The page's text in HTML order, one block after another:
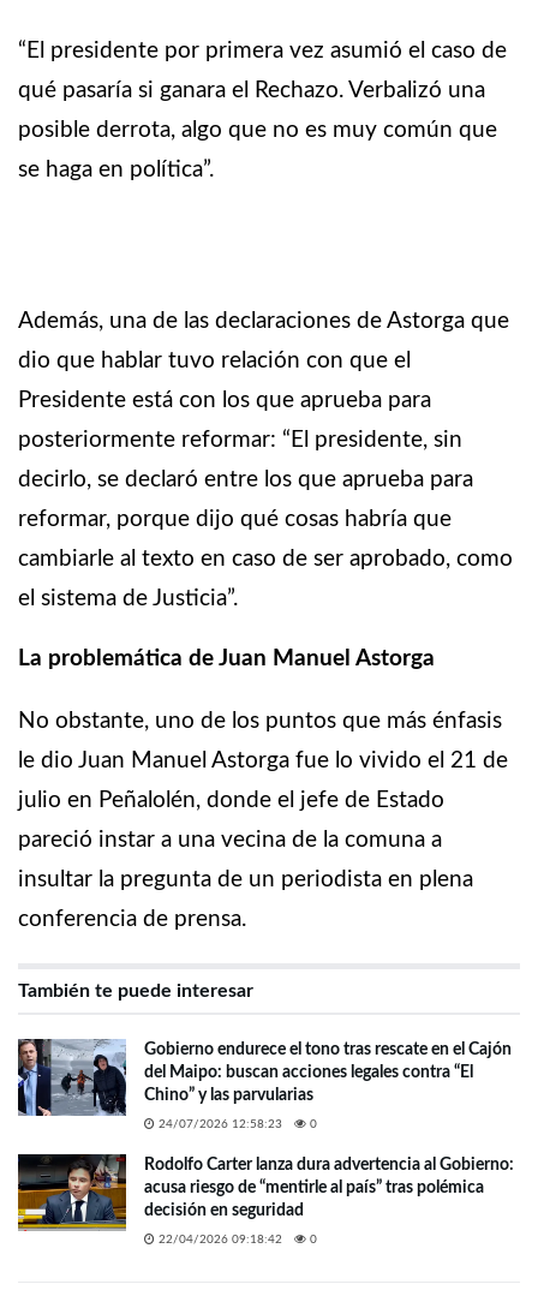
“El presidente por primera vez asumió el caso de
qué pasaría si ganara el Rechazo. Verbalizó una
posible derrota, algo que no es muy común que
se haga en política”.
Además, una de las declaraciones de Astorga que
dio que hablar tuvo relación con que el
Presidente está con los que aprueba para
posteriormente reformar: “El presidente, sin
decirlo, se declaró entre los que aprueba para
reformar, porque dijo qué cosas habría que
cambiarle al texto en caso de ser aprobado, como
el sistema de Justicia”.
La problemática de Juan Manuel Astorga
No obstante, uno de los puntos que más énfasis
le dio Juan Manuel Astorga fue lo vivido el 21 de
julio en Peñalolén, donde el jefe de Estado
pareció instar a una vecina de la comuna a
insultar la pregunta de un periodista en plena
conferencia de prensa.
También te puede interesar
Gobierno endurece el tono tras rescate en el Cajón
del Maipo: buscan acciones legales contra “El
Chino” y las parvularias
24/07/2026 12:58:23 0
Rodolfo Carter lanza dura advertencia al Gobierno:
acusa riesgo de “mentirle al país” tras polémica
decisión en seguridad
22/04/2026 09:18:42 0